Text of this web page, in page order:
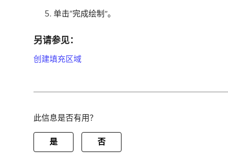
单击“完成绘制”。
另请参见：
创建填充区域
此信息是否有用？
是 否